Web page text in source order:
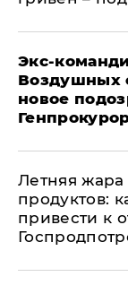
Экс-
Воздушных
новое
Летняя жара
продуктов:
привести к